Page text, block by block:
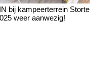
bij kampeerterrein
weer aanwezig!